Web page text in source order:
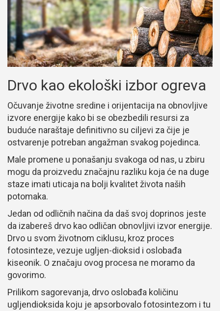
Drvo kao ekološki izbor ogreva
Očuvanje životne sredine i orijentacija na obnovljive
izvore energije kako bi se obezbedili resursi za
buduće naraštaje definitivno su ciljevi za čije je
ostvarenje potreban angažman svakog pojedinca.
Male promene u ponašanju svakoga od nas, u zbiru
mogu da proizvedu značajnu razliku koja će na duge
staze imati uticaja na bolji kvalitet života naših
potomaka.
Jedan od odličnih načina da daš svoj doprinos jeste
da izabereš drvo kao odličan obnovljivi izvor energije.
Drvo u svom životnom ciklusu, kroz proces
fotosinteze, vezuje ugljen-dioksid i oslobađa
kiseonik. O značaju ovog procesa ne moramo da
govorimo.
Prilikom sagorevanja, drvo oslobađa količinu
ugljendioksida koju je apsorbovalo fotosintezom i tu